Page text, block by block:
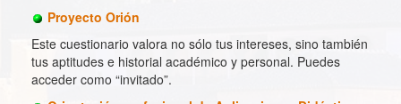
Proyecto Orión
Este cuestionario valora no sólo tus intereses, sino también
tus aptitudes e historial académico y personal. Puedes
acceder como “invitado”.